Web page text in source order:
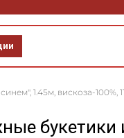
1.45м, вискоза-100%,
букетики